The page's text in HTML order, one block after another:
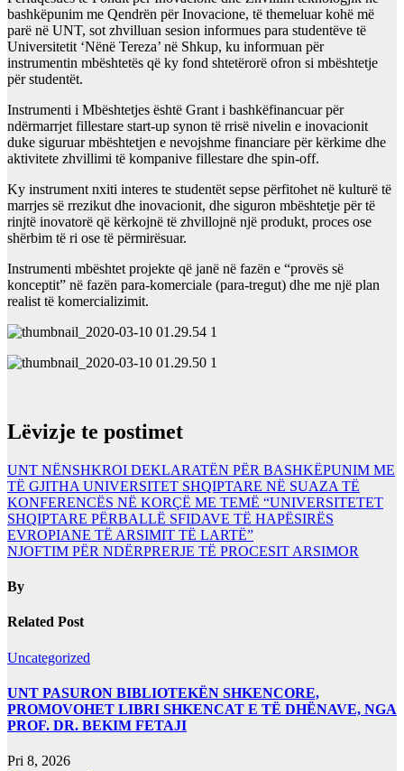
bashkëpunim me Qendrën për Inovacione, të themeluar kohë më
parë në UNT, sot zhvilluan sesion informues para studentëve të
Universitetit ‘Nënë Tereza’ në Shkup, ku informuan për
instrumentin mbështetës që ky fond shtetërorë ofron si mbështetje
për studentët.
Instrumenti i Mbështetjes është Grant i bashkëfinancuar për
ndërmarrjet fillestare start-up synon të rrisë nivelin e inovacionit
duke siguruar mbështetjen e nevojshme financiare për kërkime dhe
aktivitete zhvillimi të kompanive fillestare dhe spin-off.
Ky instrument nxiti interes te studentët sepse përfitohet në kulturë të
marrjes së rrezikut dhe inovacionit, dhe siguron mbështetje për të
rinjtë inovatorë që kërkojnë të zhvillojnë një produkt, proces ose
shërbim të ri ose të përmirësuar.
Instrumenti mbështet projekte që janë në fazën e “provës së
konceptit” në fazën para-komerciale (para-tregut) dhe me një plan
realist të komercializimit.
Lëvizje te postimet
UNT NËNSHKROI DEKLARATËN PËR BASHKËPUNIM ME
TË GJITHA UNIVERSITET SHQIPTARE NË SUAZA TË
KONFERENCËS NË KORÇË ME TEMË “UNIVERSITETET
SHQIPTARE PËRBALLË SFIDAVE TË HAPËSIRËS
EVROPIANE TË ARSIMIT TË LARTË”
NJOFTIM PËR NDËRPRERJE TË PROCESIT ARSIMOR
By
Related Post
Uncategorized
UNT PASURON BIBLIOTEKËN SHKENCORE,
PROMOVOHET LIBRI SHKENCAT E TË DHËNAVE, NGA
PROF. DR. BEKIM FETAJI
Pri 8, 2026